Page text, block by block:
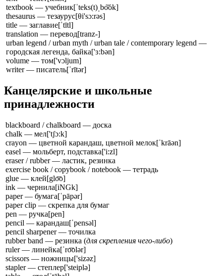
textbook — учебник[ˈteks(t)ˌbo͝ok]
thesaurus — тезаурус[θi'sɔ:rəs]
title — заглавие[ˈtītl]
translation — перевод[tranz-]
urban legend / urban myth / urban tale / contemporary legend —
городская легенда, байка['ɜ:bən]
volume — том['vɔljum]
writer — писатель[ˈrītər]
Канцелярские и школьные
принадлежности
blackboard / chalkboard — доска
chalk — мел['tʃɔ:k]
crayon — цветной карандаш, цветной мелок[ˈkrāən]
easel — мольберт, подставка['i:zl]
eraser / rubber — ластик, резинка
exercise book / copybook / notebook — тетрадь
glue — клей[glo͞o]
ink — чернила[iNGk]
paper — бумага[ˈpāpər]
paper clip — скрепка для бумаг
pen — ручка[pen]
pencil — карандаш[ˈpensəl]
pencil sharpener — точилка
rubber band — резинка (для скрепления чего-либо)
ruler — линейка[ˈro͞olər]
scissors — ножницы['sizəz]
stapler — степлер['steiplə]